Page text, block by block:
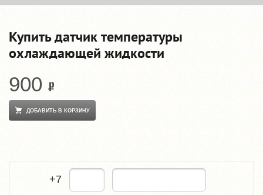
Купить датчик температуры
охлаждающей жидкости
900
ДОБАВИТЬ В КОРЗИНУ
+7